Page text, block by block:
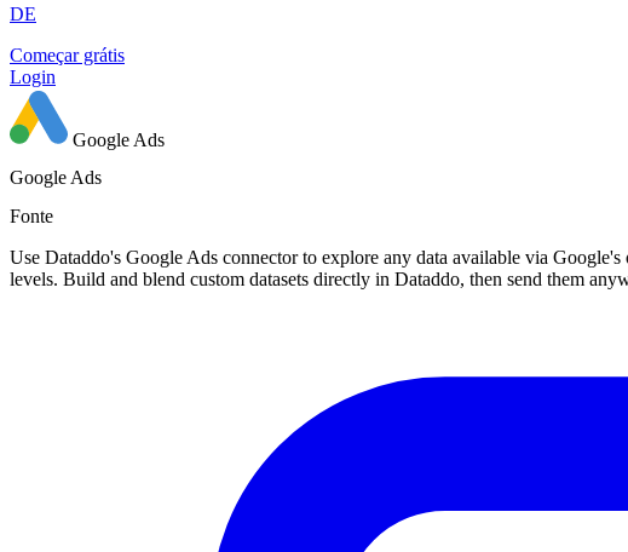
DE
Começar grátis
Login
Google Ads
Google Ads
Fonte
Use Dataddo's Google Ads connector to explore any data available via
levels. Build and blend custom datasets directly in Dataddo, then send them